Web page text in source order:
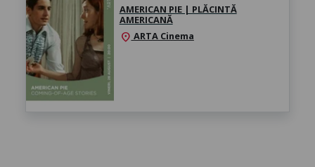
AMERICAN PIE | PLĂCINTĂ
AMERICANĂ
location_onARTA Cinema